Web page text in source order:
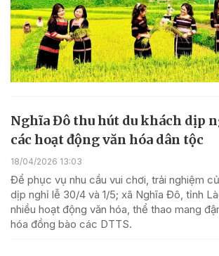
Nghĩa Đô thu hút du khách dịp
các hoạt động văn hóa dân tộc
18/04/2026 13:03
Để phục vụ nhu cầu vui chơi, trải nghiệm
dịp nghỉ lễ 30/4 và 1/5; xã Nghĩa Đô, tỉnh
nhiều hoạt động văn hóa, thể thao mang
hóa đồng bào các DTTS.